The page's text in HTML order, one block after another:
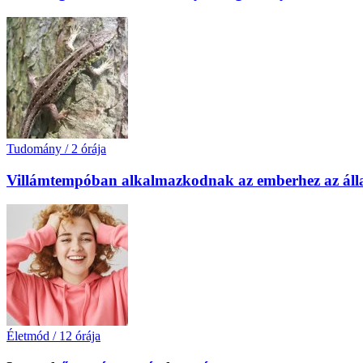
Tudomány / 2 órája
Villámtempóban alkalmazkodnak az emberhez az
Életmód / 12 órája